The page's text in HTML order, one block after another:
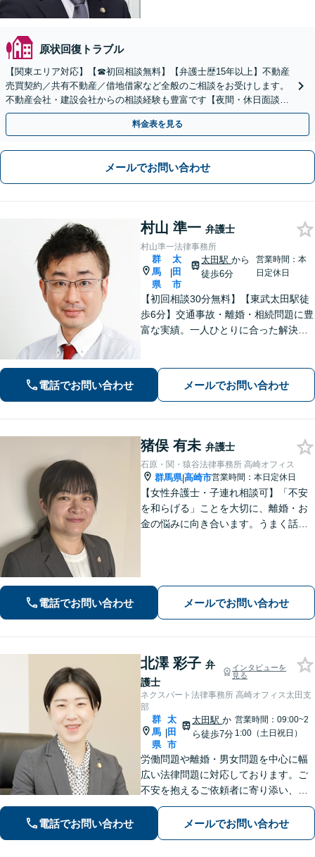
原状回復トラブル
【関東エリア対応】【☎︎初回相談無料】【弁護士歴15年以上】不動産
売買契約／共有不動産／借地借家など全般のご相談をお受けします。
不動産会社・建設会社からの相談経験も豊富です【夜間・休日面談】
【電話／Zoom相談可】
料金表を見る
メールでお問い合わせ
村山 準一 弁護士
村山準一法律事務所
群
馬
県
|
太
田
市
太田駅から
徒歩6分
営業時間：本
日定休日
【初回相談30分無料】【東武太田駅徒
歩6分】交通事故・離婚・相続問題に豊
富な実績。一人ひとりに合った解決方
もご相談ください。
電話でお問い合わせ メールでお問い合わせ
猪俣 有未 弁護士
石原・関・猿谷法律事務所 高崎オフィス
群馬県|高崎市営業時間：本日定休日
【女性弁護士・子連れ相談可】「不安
を和らげる」ことを大切に、離婚・お
金の悩みに向き合います。うまく話せ
電話でお問い合わせ メールでお問い合わせ
北澤 彩子 弁
護士
インタビューを
見る
ネクスパート法律事務所 高崎オフィス太田支
部
群
馬
県
|
太
田
市
太田駅か
ら徒歩7分
営業時間：09:00~2
1:00（土日祝日）
労働問題や離婚・男女問題を中心に幅
広い法律問題に対応しております。ご
不安を抱えるご依頼者に寄り添い、最
善の解決策を提案して、心の支えにな
れるよう尽力します。【初回相談無
料】まずは心のうちをお聞かせくださ
電話でお問い合わせ メールでお問い合わせ